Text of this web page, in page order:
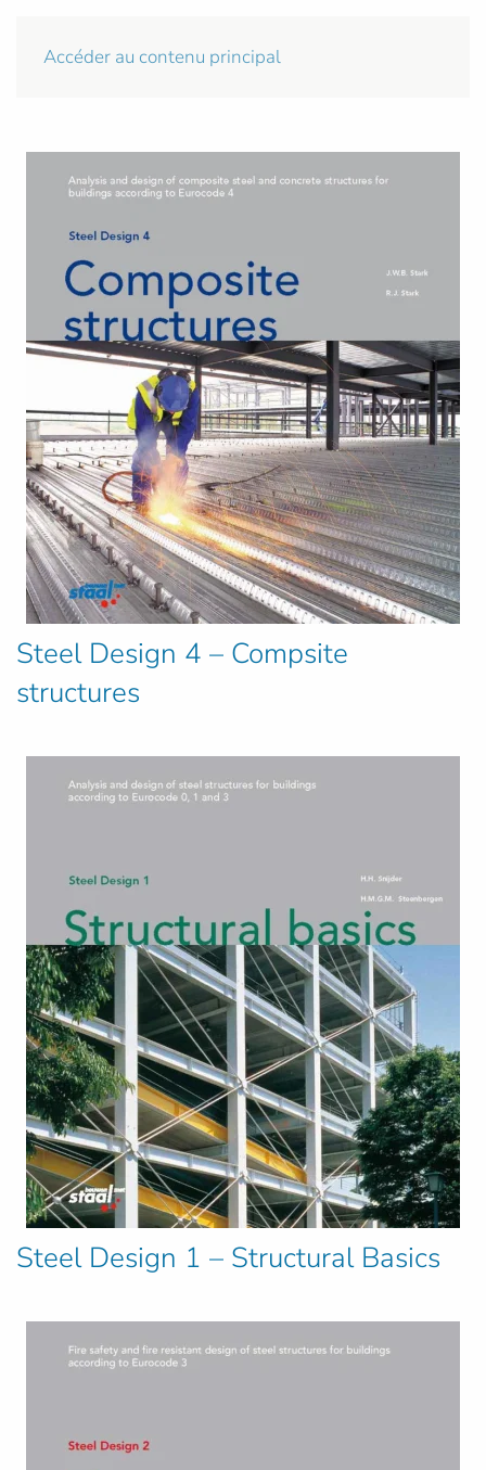
Accéder au contenu principal
Steel Design 4 – Compsite
structures
Steel Design 1 – Structural Basics